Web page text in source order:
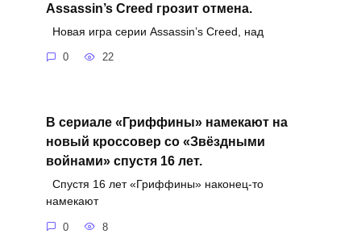
Assassin’s Creed грозит отмена.
Новая игра серии Assassin’s Creed, над
0 22
В сериале «Гриффины» намекают на
новый кроссовер со «Звёздными
войнами» спустя 16 лет.
Спустя 16 лет «Гриффины» наконец-то
намекают
0 8